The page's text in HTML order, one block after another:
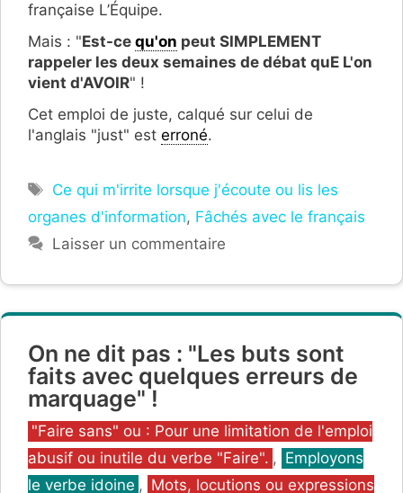
française L’Équipe.
Mais : "Est-ce qu'on peut SIMPLEMENT
rappeler les deux semaines de débat quE L'on
vient d'AVOIR" !
Cet emploi de juste, calqué sur celui de
l'anglais "just" est erroné.
Étiquettes
Ce qui m'irrite lorsque j'écoute ou lis les
organes d'information, Fâchés avec le français
Laisser un commentaire
On ne dit pas : "Les buts sont
faits avec quelques erreurs de
marquage" !
Catégories
"Faire sans" ou : Pour une limitation de l'emploi
abusif ou inutile du verbe "Faire". , Employons
le verbe idoine , Mots, locutions ou expressions